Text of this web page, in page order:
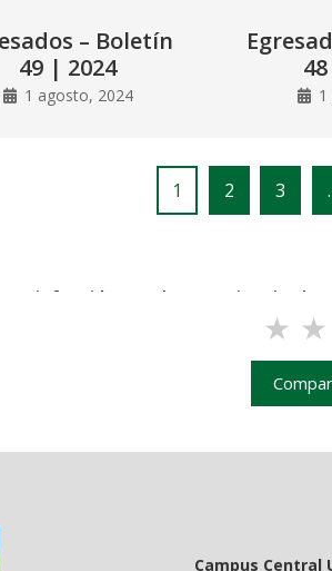
– Boletín
49 | 2024
1 agosto, 2024
1 2 3
satisfacción con la experiencia de